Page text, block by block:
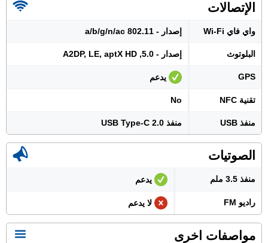
الإتصالات
واي فاي Wi-Fi إصدار - 802.11 a/b/g/n/ac
البلوتوث إصدار - 5.0, A2DP, LE, aptX HD
GPS يدعم
تقنية NFC No
منفذ USB منفذ USB Type-C 2.0
الصوتيات
منفذ 3.5 ملم يدعم
راديو FM لا يدعم
مواصفات اخرى